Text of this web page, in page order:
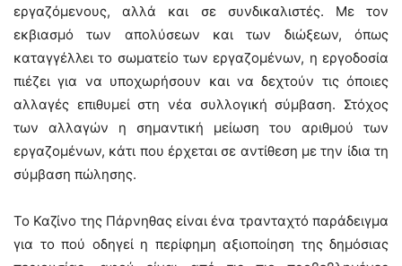
εργαζόμενους, αλλά και σε συνδικαλιστές. Με τον
εκβιασμό των απολύσεων και των διώξεων, όπως
καταγγέλλει το σωματείο των εργαζομένων, η εργοδοσία
πιέζει για να υποχωρήσουν και να δεχτούν τις όποιες
αλλαγές επιθυμεί στη νέα συλλογική σύμβαση. Στόχος
των αλλαγών η σημαντική μείωση του αριθμού των
εργαζομένων, κάτι που έρχεται σε αντίθεση με την ίδια τη
σύμβαση πώλησης.
Το Καζίνο της Πάρνηθας είναι ένα τρανταχτό παράδειγμα
για το πού οδηγεί η περίφημη αξιοποίηση της δημόσιας